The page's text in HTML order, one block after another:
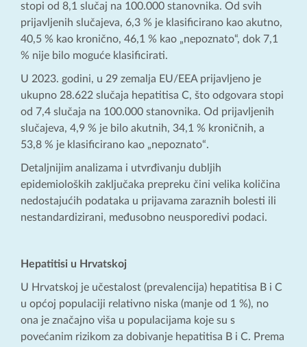
stopi od 8,1 slučaj na 100.000 stanovnika. Od svih
prijavljenih slučajeva, 6,3 % je klasificirano kao akutno,
40,5 % kao kronično, 46,1 % kao „nepoznato“, dok 7,1
% nije bilo moguće klasificirati.
U 2023. godini, u 29 zemalja EU/EEA prijavljeno je
ukupno 28.622 slučaja hepatitisa C, što odgovara stopi
od 7,4 slučaja na 100.000 stanovnika. Od prijavljenih
slučajeva, 4,9 % je bilo akutnih, 34,1 % kroničnih, a
53,8 % je klasificirano kao „nepoznato“.
Detaljnijim analizama i utvrđivanju dubljih
epidemioloških zaključaka prepreku čini velika količina
nedostajućih podataka u prijavama zaraznih bolesti ili
nestandardizirani, međusobno neusporedivi podaci.
Hepatitisi u Hrvatskoj
U Hrvatskoj je učestalost (prevalencija) hepatitisa B i C
u općoj populaciji relativno niska (manje od 1 %), no
ona je značajno viša u populacijama koje su s
povećanim rizikom za dobivanje hepatitisa B i C. Prema